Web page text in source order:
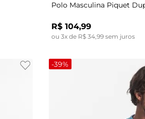
Polo Masculina Piquet
R$ 104,99
ou 3x de R$ 34,99sem juros
-39%